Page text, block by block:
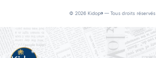
© 2026 Kidop® — Tous droits réservés